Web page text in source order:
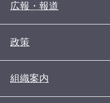
広報・報道
政策
組織案内